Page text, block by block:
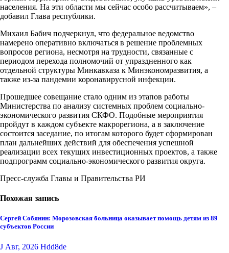
населения. На эти области мы сейчас особо рассчитываем», –
добавил Глава республики.
Михаил Бабич подчеркнул, что федеральное ведомство
намерено оперативно включаться в решение проблемных
вопросов региона, несмотря на трудности, связанные с
периодом перехода полномочий от упраздненного как
отдельной структуры Минкавказа к Минэкономразвития, а
также из-за пандемии коронавирусной инфекции.
Прошедшее совещание стало одним из этапов работы
Министерства по анализу системных проблем социально-
экономического развития СКФО. Подобные мероприятия
пройдут в каждом субъекте макрорегиона, а в заключение
состоится заседание, по итогам которого будет сформирован
план дальнейших действий для обеспечения успешной
реализации всех текущих инвестиционных проектов, а также
подпрограмм социально-экономического развития округа.
Пресс-служба Главы и Правительства РИ
Похожая запись
Сергей Собянин: Морозовская больница оказывает помощь детям из 89
субъектов России
J Авг, 2026 Hdd8de